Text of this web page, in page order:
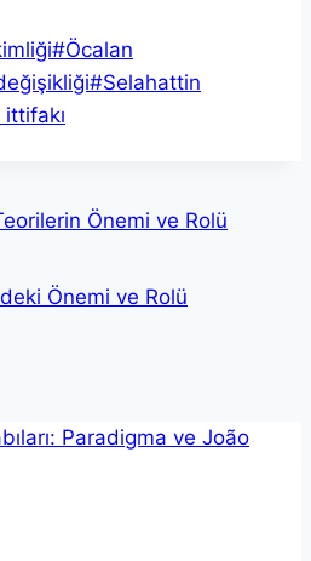
#Öcalan
#Selahattin
Önemi ve Rolü
Önemi ve Rolü